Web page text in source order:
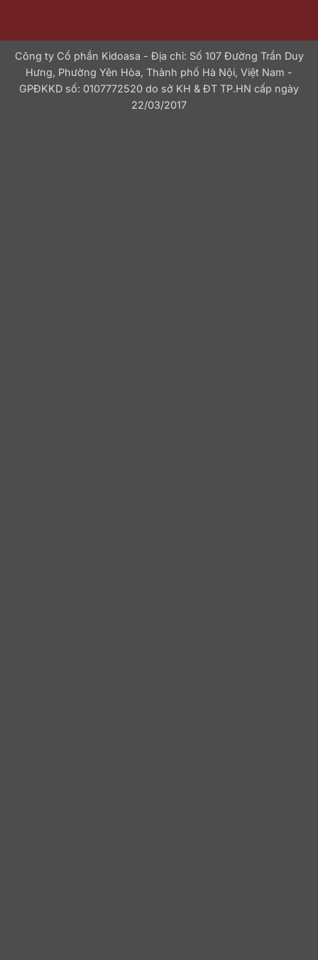
Công ty Cổ phần Kidoasa - Địa chỉ: Số 107 Đường Trần Duy
Hưng, Phường Yên Hòa, Thành phố Hà Nội, Việt Nam -
GPĐKKD số: 0107772520 do sở KH & ĐT TP.HN cấp ngày
22/03/2017